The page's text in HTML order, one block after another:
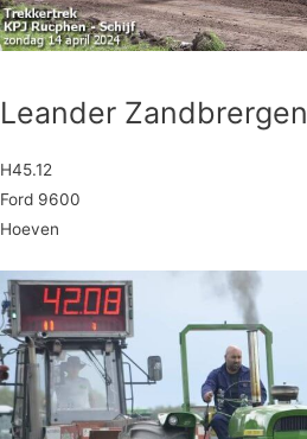
Leander Zandbrergen
H45.12
Ford 9600
Hoeven